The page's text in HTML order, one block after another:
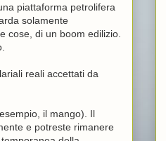
piattaforma petrolifera
solamente
cose, di un boom edilizio.
reali accettati da
il mango). Il
e potreste rimanere